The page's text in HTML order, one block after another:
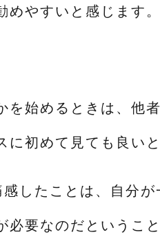
やすいと感じます。
を始めるときは、他
に初めて見ても良いと
したことは、自分
必要なのだということ